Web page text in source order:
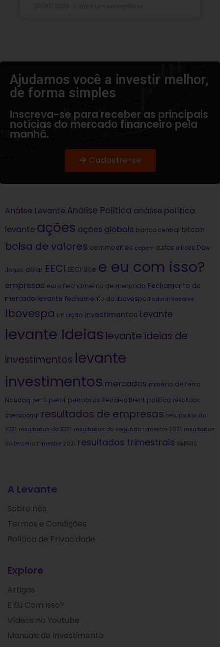
Ajudamos você a investir melhor,
de forma simples​
Inscreva-se para receber as principais
notícias do mercado financeiro pela
manhã.
Cadastre-se
Análise Levante Análise Política análise política
levante ações ações globais banco central bitcoin
bolsa de valores commodities copom curtas e boas Dow
Jones dólar EECI EECI Site e eu com isso?
empresas euro Fechamento de mercado Fechamento de
mercado levante fechamento do ibovespa Federal Reserve
Ibovespa inflação investimentos Levante
levante Ideias levante ideias de
investimentos levante
investimentos mercados minério de ferro
Nasdaq petr3 petr4 petrobras Petróleo Brent política resultado
operacional resultados de empresas resultados do
2T21 resultados do 3T21 resultados do segundo trimestre 2021 resultados
do terceiro trimestre 2021 resultados trimestrais S&P500
A Levante
Sobre nós
Termos e Condições
Política de Privacidade
Explore
Artigos
E Eu Com Isso?
Vídeos no Youtube
Manuais de Investimento